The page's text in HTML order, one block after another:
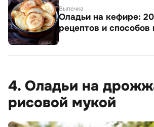
Выпечка
Оладьи на кефире:
рецептов и способов
4. Оладьи на
рисовой мукой